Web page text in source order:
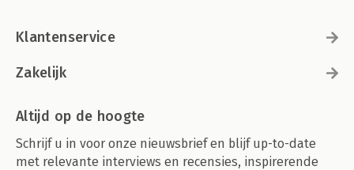
Klantenservice
Zakelijk
Altijd op de hoogte
Schrijf u in voor onze nieuwsbrief en blijf up-to-date
met relevante interviews en recensies, inspirerende